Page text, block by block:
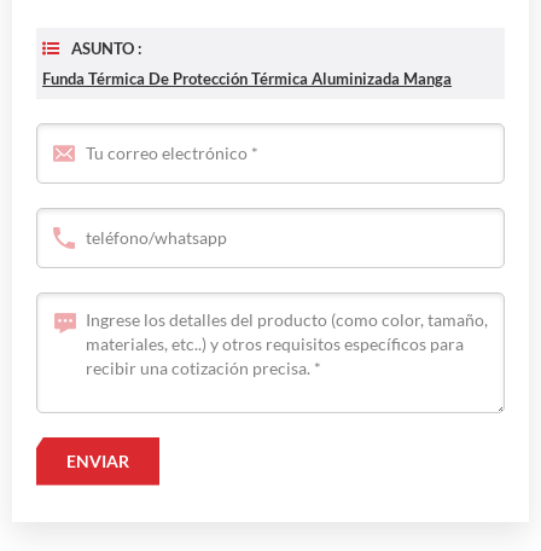
ASUNTO :
Funda Térmica De Protección Térmica Aluminizada Manga